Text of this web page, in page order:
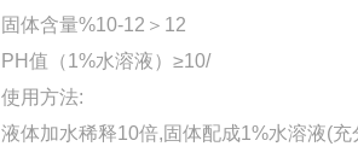
固体含量%10-12＞12
PH值（1%水溶液）≥10/
使用方法:
液体加水稀释10倍,固体配成1%水溶液(